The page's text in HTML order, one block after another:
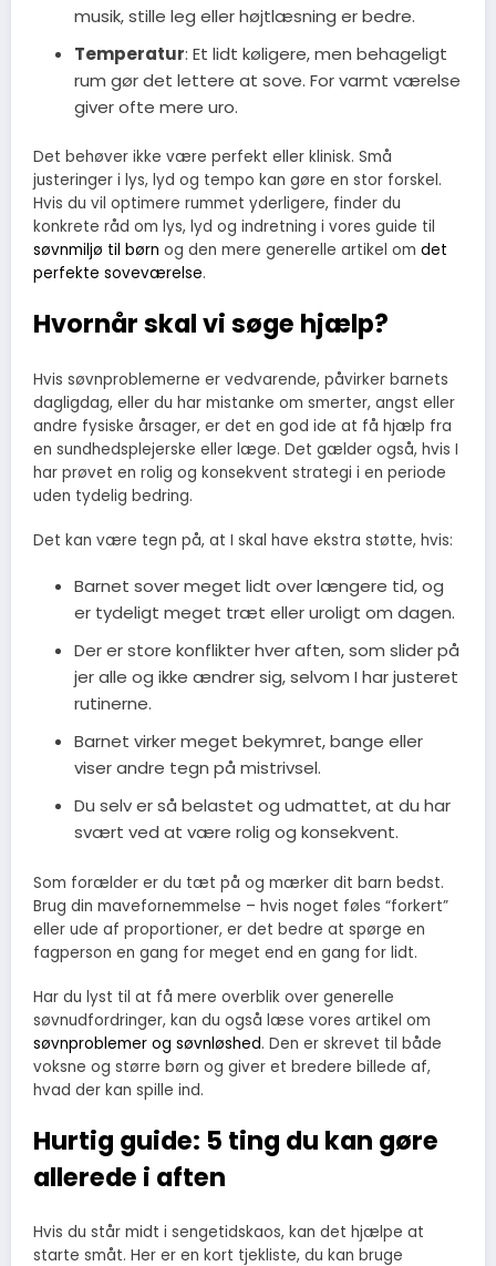
musik, stille leg eller højtlæsning er bedre.
Temperatur: Et lidt køligere, men behageligt
rum gør det lettere at sove. For varmt værelse
giver ofte mere uro.
Det behøver ikke være perfekt eller klinisk. Små
justeringer i lys, lyd og tempo kan gøre en stor forskel.
Hvis du vil optimere rummet yderligere, finder du
konkrete råd om lys, lyd og indretning i vores guide til
søvnmiljø til børn og den mere generelle artikel om det
perfekte soveværelse.
Hvornår skal vi søge hjælp?
Hvis søvnproblemerne er vedvarende, påvirker barnets
dagligdag, eller du har mistanke om smerter, angst eller
andre fysiske årsager, er det en god ide at få hjælp fra
en sundhedsplejerske eller læge. Det gælder også, hvis I
har prøvet en rolig og konsekvent strategi i en periode
uden tydelig bedring.
Det kan være tegn på, at I skal have ekstra støtte, hvis:
Barnet sover meget lidt over længere tid, og
er tydeligt meget træt eller uroligt om dagen.
Der er store konflikter hver aften, som slider på
jer alle og ikke ændrer sig, selvom I har justeret
rutinerne.
Barnet virker meget bekymret, bange eller
viser andre tegn på mistrivsel.
Du selv er så belastet og udmattet, at du har
svært ved at være rolig og konsekvent.
Som forælder er du tæt på og mærker dit barn bedst.
Brug din mavefornemmelse – hvis noget føles “forkert”
eller ude af proportioner, er det bedre at spørge en
fagperson en gang for meget end en gang for lidt.
Har du lyst til at få mere overblik over generelle
søvnudfordringer, kan du også læse vores artikel om
søvnproblemer og søvnløshed. Den er skrevet til både
voksne og større børn og giver et bredere billede af,
hvad der kan spille ind.
Hurtig guide: 5 ting du kan gøre
allerede i aften
Hvis du står midt i sengetidskaos, kan det hjælpe at
starte småt. Her er en kort tjekliste, du kan bruge